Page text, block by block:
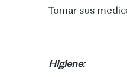
Tomar sus
Higiene: